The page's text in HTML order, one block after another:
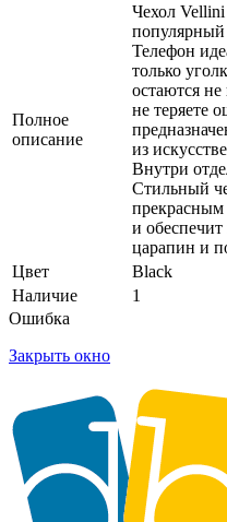
Полное
описание
Чехол
популярный
Телефон
только
остаются
не теряете
из
Внутри
Стильный
и
царапин и
Цвет
Black
Наличие
1
Ошибка
Закрыть окно